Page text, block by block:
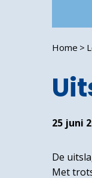
Home
25 juni
De
Met